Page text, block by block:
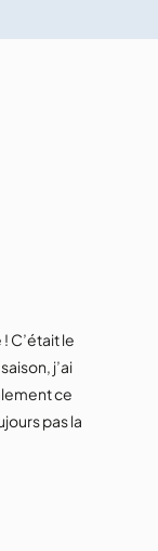
C’était le
j’ai
ce
pas la